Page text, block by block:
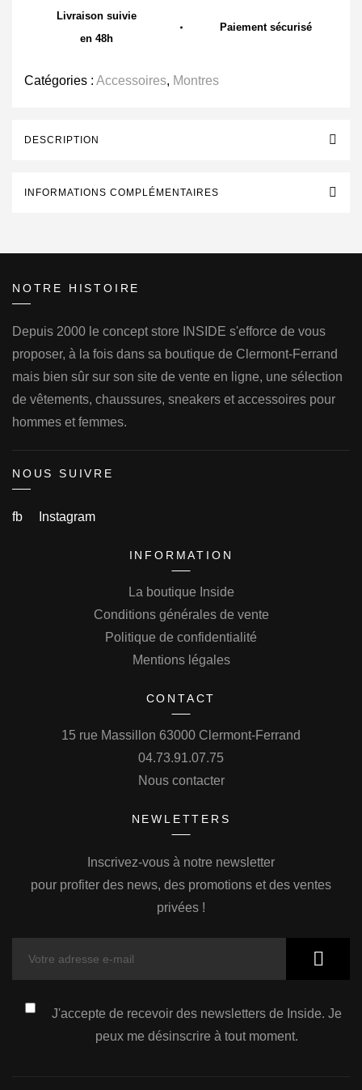
Livraison suivie
en 48h
Paiement sécurisé
Catégories : Accessoires, Montres
DESCRIPTION
INFORMATIONS COMPLÉMENTAIRES
NOTRE HISTOIRE
Depuis 2000 le concept store INSIDE s'efforce de vous
proposer, à la fois dans sa boutique de Clermont-Ferrand
mais bien sûr sur son site de vente en ligne, une sélection
de vêtements, chaussures, sneakers et accessoires pour
hommes et femmes.
NOUS SUIVRE
fb Instagram
INFORMATION
La boutique Inside
Conditions générales de vente
Politique de confidentialité
Mentions légales
CONTACT
15 rue Massillon 63000 Clermont-Ferrand
04.73.91.07.75
Nous contacter
NEWLETTERS
Inscrivez-vous à notre newsletter
pour profiter des news, des promotions et des ventes
privées !
J'accepte de recevoir des newsletters de Inside. Je
peux me désinscrire à tout moment.